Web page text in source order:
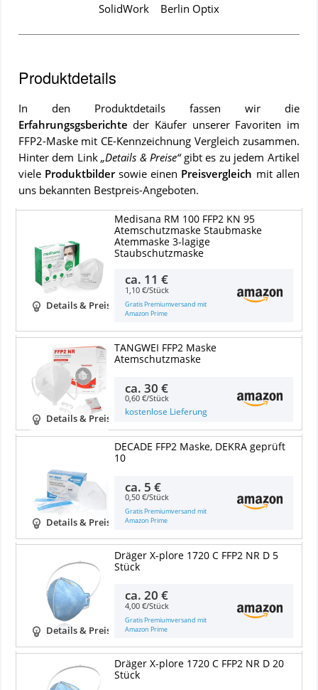
SolidWork Berlin Optix
Produktdetails
In den Produktdetails fassen wir die
Erfahrungsgsberichte der Käufer unserer Favoriten im
FFP2-Maske mit CE-Kennzeichnung Vergleich zusammen.
Hinter dem Link„Details & Preise“gibt es zu jedem Artikel
viele Produktbildersowie einen Preisvergleich mit allen
uns bekannten Bestpreis-Angeboten.
Details & Preise
Medisana RM 100 FFP2 KN 95
Atemschutzmaske Staubmaske
Atemmaske 3-lagige
Staubschutzmaske
ca. 11 €
1,10 €/Stück
Gratis Premiumversand mit
Amazon Prime
Details & Preise
TANGWEI FFP2 Maske
Atemschutzmaske
ca.30 €
0,60 €/Stück
kostenlose Lieferung
Details & Preise
DECADE FFP2 Maske, DEKRA geprüft
10
ca. 5 €
0,50 €/Stück
Gratis Premiumversand mit
Amazon Prime
Details & Preise
Dräger X-plore 1720 C FFP2 NR D 5
Stück
ca.20 €
4,00 €/Stück
Gratis Premiumversand mit
Amazon Prime
Dräger X-plore 1720 C FFP2 NR D 20
Stück